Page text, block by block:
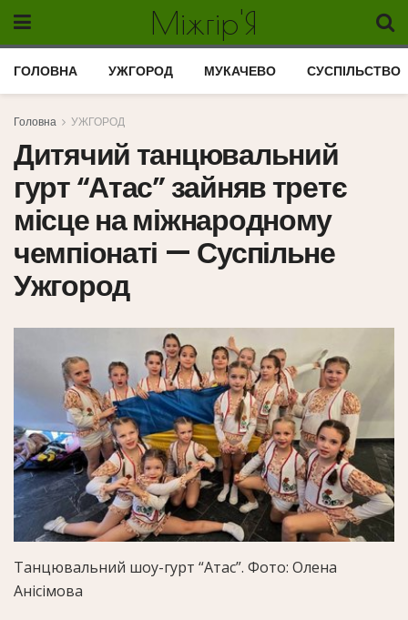
Міжгір'Я
ГОЛОВНА УЖГОРОД МУКАЧЕВО СУСПІЛЬСТВО
Головна УЖГОРОД
Дитячий танцювальний
гурт “Атас” зайняв третє
місце на міжнародному
чемпіонаті — Суспільне
Ужгород
Танцювальний шоу-гурт “Атас”. Фото: Олена
Анісімова